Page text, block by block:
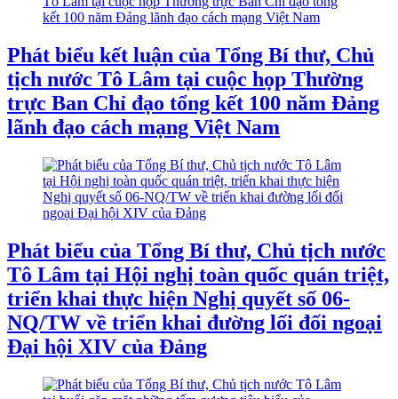
Phát biểu kết luận của Tổng Bí thư, Chủ
tịch nước Tô Lâm tại cuộc họp Thường
trực Ban Chỉ đạo tổng kết 100 năm Đảng
lãnh đạo cách mạng Việt Nam
Phát biểu của Tổng Bí thư, Chủ tịch nước
Tô Lâm tại Hội nghị toàn quốc quán triệt,
triển khai thực hiện Nghị quyết số 06-
NQ/TW về triển khai đường lối đối ngoại
Đại hội XIV của Đảng